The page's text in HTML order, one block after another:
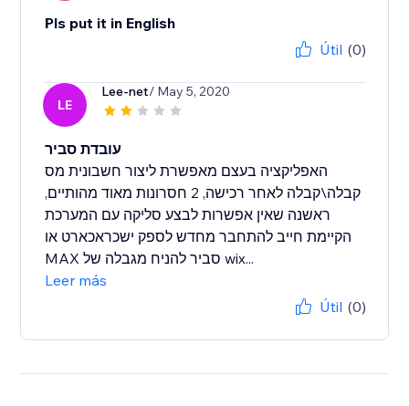
Pls put it in English
Útil (0)
LE
Lee-net/ May 5, 2020
עובדת סביר
האפליקציה בעצם מאפשרת ליצור חשבונית מס
קבלה\קבלה לאחר רכישה, 2 חסרונות מאוד מהותיים,
ראשנה שאין אפשרות לבצע סליקה עם המערכת
הקיימת חייב להתחבר מחדש לספק ישכראכארט או
MAX סביר להניח מגבלה של wix...
Leer más
Útil (0)